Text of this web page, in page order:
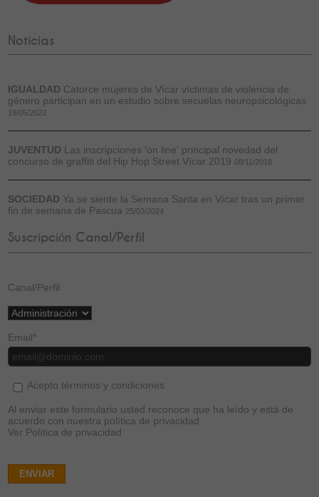
Noticias
IGUALDAD Catorce mujeres de Vícar víctimas de violencia de
género participan en un estudio sobre secuelas neuropsicológicas
19/05/2022
JUVENTUD Las inscripciones 'on line' principal novedad del
concurso de graffiti del Hip Hop Street Vícar 2019 08/11/2018
SOCIEDAD Ya se siente la Semana Santa en Vícar tras un primer
fin de semana de Pascua 25/03/2024
Suscripción Canal/Perfil
Canal/Perfil
Email*
Acepto términos y condiciones
Al enviar este formulario usted reconoce que ha leído y está de
acuerdo con nuestra política de privacidad
Ver Política de privacidad
ENVIAR